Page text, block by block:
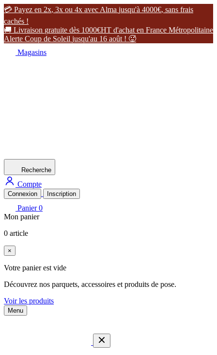
 Payez en 2x, 3x ou 4x avec Alma jusqu'à 4000€, sans frais
cachés !
 Livraison gratuite dès 1000€HT d'achat en France Métropolitaine
Alerte Coup de Soleil jusqu'au 16 août ! 
Magasins
Recherche
Compte
Connexion Inscription
Panier 0
Mon panier
0 article
×
Votre panier est vide
Découvrez nos parquets, accessoires et produits de pose.
Voir les produits
Menu